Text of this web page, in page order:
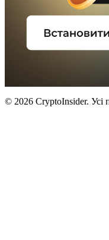
© 2026 CryptoInsider. Усі